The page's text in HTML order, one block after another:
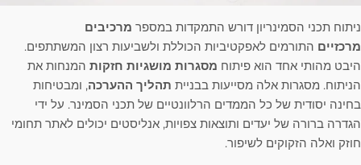
ניתוח תכני הסמינריון דורש התמקדות במספר מרכיבים
מרכזיים התורמים לאפקטיביות הכוללת ולשביעות רצון המשתתפים.
היבט מהותי אחד הוא פיתוח מסגרות מושגיות חזקות המנחות את
הניתוח. מסגרות אלה מסייעות בבניית תהליך ההערכה, ומבטיחות
בחינה יסודית של כל הממדים הרלוונטיים של תכני הסמינר. על ידי
הגדרה ברורה של יעדים ותוצאות צפויות, אנליסטים יכולים לאתר תחומי
חוזק ואלה הזקוקים לשיפור.